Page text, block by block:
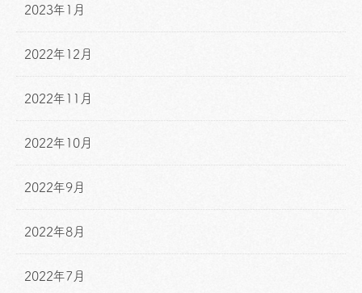
2023年1月
2022年12月
2022年11月
2022年10月
2022年9月
2022年8月
2022年7月